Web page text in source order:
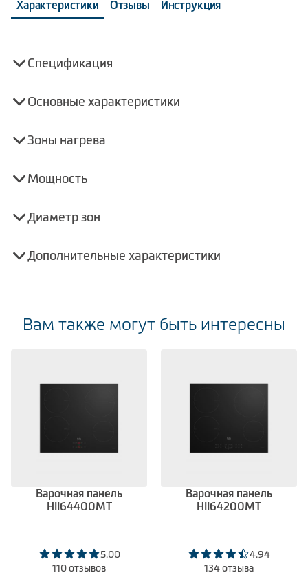
Характеристики Отзывы Инструкция
Спецификация
Основные характеристики
Зоны нагрева
Мощность
Диаметр зон
Дополнительные характеристики
Вам также могут быть интересны
Варочная панель
HII64400MT
5.00
110 отзывов
Варочная панель
HII64200MT
4.94
134 отзыва